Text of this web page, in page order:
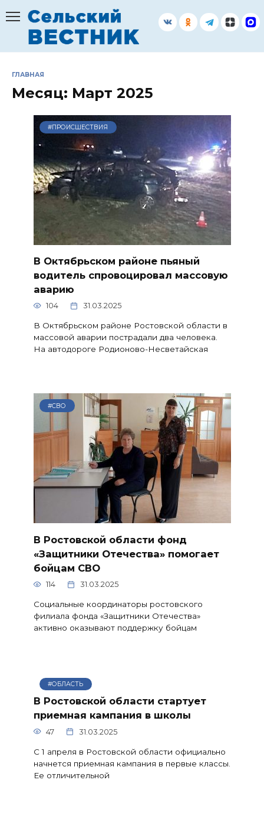
содержанию
ГЛАВНАЯ
Месяц: Март 2025
#ПРОИСШЕСТВИЯ
В Октябрьском районе пьяный
водитель спровоцировал массовую
аварию
104 31.03.2025
В Октябрьском районе Ростовской области в
массовой аварии пострадали два человека.
На автодороге Родионово-Несветайская
#СВО
В Ростовской области фонд
«Защитники Отечества» помогает
бойцам СВО
114 31.03.2025
Социальные координаторы ростовского
филиала фонда «Защитники Отечества»
активно оказывают поддержку бойцам
#ОБЛАСТЬ
В Ростовской области стартует
приемная кампания в школы
47 31.03.2025
С 1 апреля в Ростовской области официально
начнется приемная кампания в первые классы.
Ее отличительной